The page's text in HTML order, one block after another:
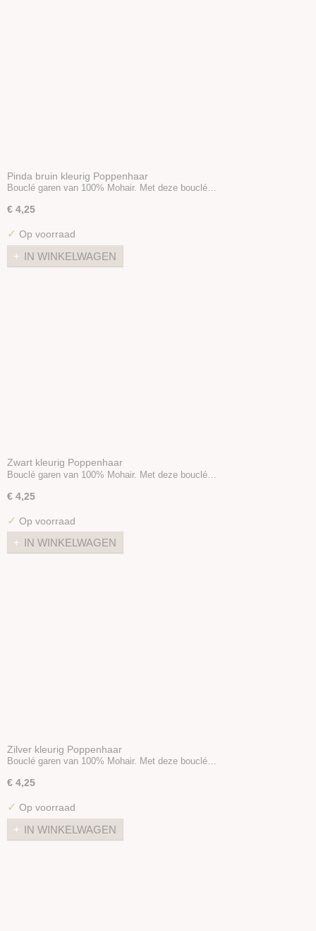
Folie / Gaas
Sproeibal
Zeep
Styropor
Diverse
Stoffen
Pinda bruin kleurig Poppenhaar
Bouclé garen van 100% Mohair. Met deze bouclé…
€ 4,25
✓ Op voorraad
IN WINKELWAGEN
Zwart kleurig Poppenhaar
Bouclé garen van 100% Mohair. Met deze bouclé…
€ 4,25
✓ Op voorraad
IN WINKELWAGEN
Zilver kleurig Poppenhaar
Bouclé garen van 100% Mohair. Met deze bouclé…
€ 4,25
✓ Op voorraad
IN WINKELWAGEN